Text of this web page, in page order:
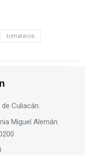
tomateros
Culiacán.
Miguel Alemán.